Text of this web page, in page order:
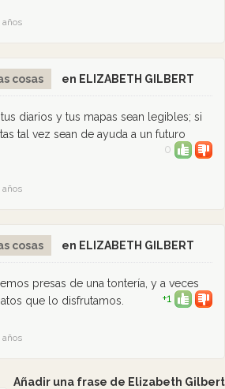
años
cosas en ELIZABETH GILBERT
diarios y tus mapas sean legibles; si
tal vez sean de ayuda a un futuro
0
años
cosas en ELIZABETH GILBERT
presas de una tontería, y a veces
que lo disfrutamos.
+1
años
Añadir una frase de Elizabeth Gilbert